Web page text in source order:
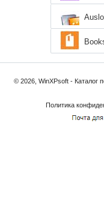
© 2026, WinXPsoft - Каталог
Политика